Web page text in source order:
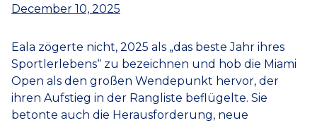
December 10, 2025
Eala zögerte nicht, 2025 als „das beste Jahr ihres
Sportlerlebens“ zu bezeichnen und hob die Miami
Open als den großen Wendepunkt hervor, der
ihren Aufstieg in der Rangliste beflügelte. Sie
betonte auch die Herausforderung, neue